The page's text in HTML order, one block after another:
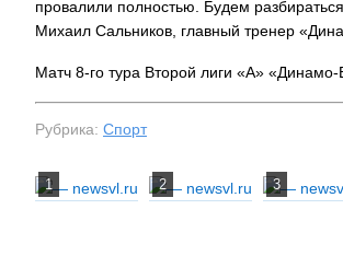
провалили полностью. Будем
Михаил Сальников, главный тренер
Матч 8-го тура Второй лиги «А»
Рубрика: Спорт